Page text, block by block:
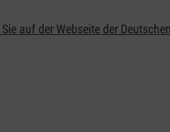
auf der Webseite der